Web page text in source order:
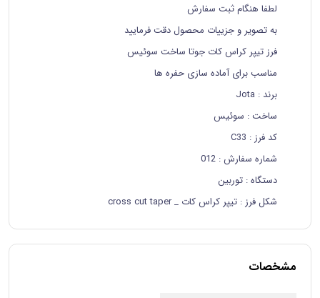
لطفا هنگام ثبت سفارش
به تصویر و جزییات محصول دقت فرمایید
فرز تیپر کراس کات جوتا ساخت سوئیس
مناسب برای آماده سازی حفره ها
برند : Jota
ساخت : سوئیس
کد فرز : C33
شماره سفارش: 012
دستگاه: توربین
شکل فرز : تیپر کراس کات _ cross cut taper
مشخصات